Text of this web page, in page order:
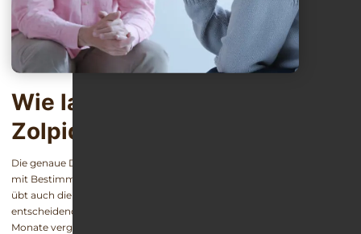
Wie lange dauert ein
Zolpidem-Entzug?
Die genaue Dauer einer erfolgreichen Entzugstherapie lässt sich nicht
mit Bestimmtheit vorhersagen. Neben der individuellen Suchthistorie
übt auch die Abstinenz- und Therapiemotivation des Patienten einen
entscheidenden Einfluss aus. Teilweise können Wochen oder gar
Monate vergehen, bevor die Suchtkranken sich als stabil genug